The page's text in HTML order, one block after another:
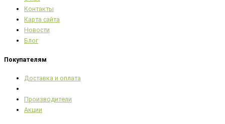
Контакты
Карта сайта
Новости
Блог
Покупателям
Доставка и оплата
Производители
Акции